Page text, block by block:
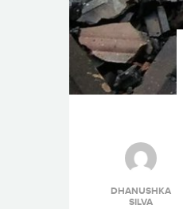
DHANUSHKA
SILVA